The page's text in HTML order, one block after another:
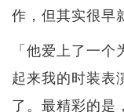
作，但其实很早
「他爱上了一
起来我的时装表
了。最精彩的是